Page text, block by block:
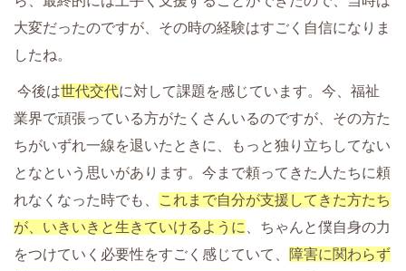
大変だったのですが、その時の経験はすごく自信になりま
したね。
今後は世代交代に対して課題を感じています。今、福祉
業界で頑張っている方がたくさんいるのですが、その方た
ちがいずれ一線を退いたときに、もっと独り立ちしてない
となという思いがあります。 今まで頼ってきた人たちに頼
れなくなった時でも、
これまで自分が支援してきた方たち
が、いきいきと生きていけるように
、ちゃんと僕自身の力
をつけていく必要性をすごく感じていて
障害に関わらず